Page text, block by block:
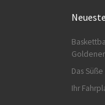
Das
Ihr